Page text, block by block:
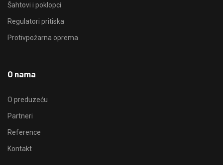
Šahtovi i poklopci
Regulatori pritiska
Protivpožarna oprema
O nama
O preduzeću
Partneri
Reference
Kontakt